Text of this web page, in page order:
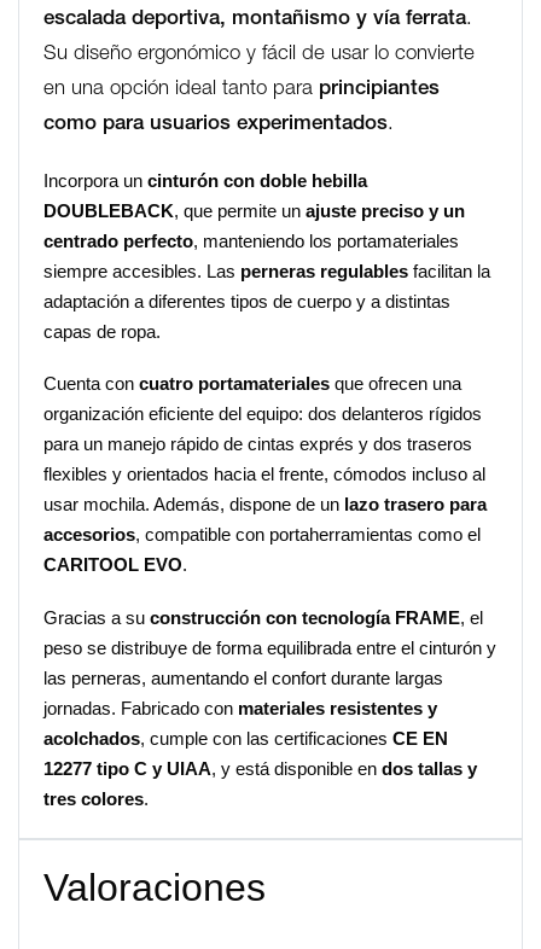
escalada deportiva, montañismo y vía ferrata.
Su diseño ergonómico y fácil de usar lo convierte
en una opción ideal tanto para principiantes
como para usuarios experimentados.
Incorpora un cinturón con doble hebilla
DOUBLEBACK, que permite un ajuste preciso y un
centrado perfecto, manteniendo los portamateriales
siempre accesibles. Las perneras regulables facilitan la
adaptación a diferentes tipos de cuerpo y a distintas
capas de ropa.
Cuenta con cuatro portamateriales que ofrecen una
organización eficiente del equipo: dos delanteros rígidos
para un manejo rápido de cintas exprés y dos traseros
flexibles y orientados hacia el frente, cómodos incluso al
usar mochila. Además, dispone de un lazo trasero para
accesorios, compatible con portaherramientas como el
CARITOOL EVO.
Gracias a su construcción con tecnología FRAME, el
peso se distribuye de forma equilibrada entre el cinturón y
las perneras, aumentando el confort durante largas
jornadas. Fabricado con materiales resistentes y
acolchados, cumple con las certificaciones CE EN
12277 tipo C y UIAA, y está disponible en dos tallas y
tres colores.
Valoraciones